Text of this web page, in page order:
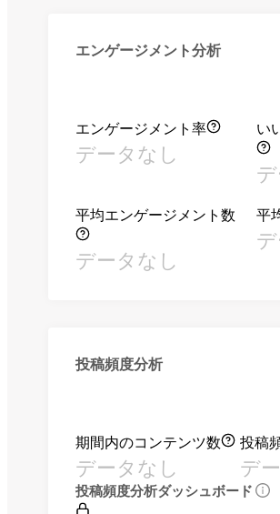
エンゲージメント分析
エンゲージメント率
データなし
い
平均エンゲージメント数
データなし
平
投稿頻度分析
期間内のコンテンツ数
データなし
投稿
デ
投稿頻度分析ダッシュボード